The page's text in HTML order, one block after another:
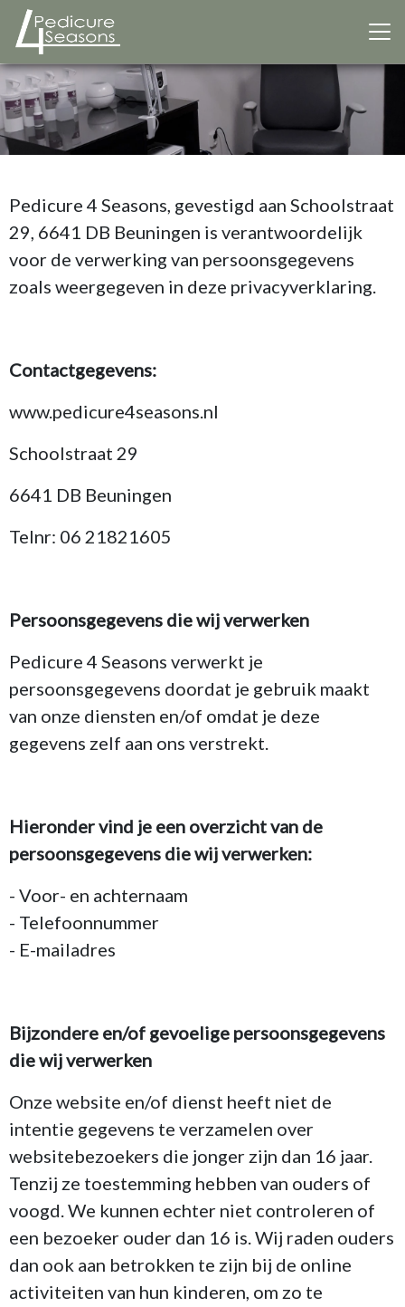
Pedicure 4 Seasons, gevestigd aan Schoolstraat
29, 6641 DB Beuningen is verantwoordelijk
voor de verwerking van persoonsgegevens
zoals weergegeven in deze privacyverklaring.
Contactgegevens:
www.pedicure4seasons.nl
Schoolstraat 29
6641 DB Beuningen
Telnr: 06 21821605
Persoonsgegevens die wij verwerken
Pedicure 4 Seasons verwerkt je
persoonsgegevens doordat je gebruik maakt
van onze diensten en/of omdat je deze
gegevens zelf aan ons verstrekt.
Hieronder vind je een overzicht van de
persoonsgegevens die wij verwerken:
- Voor- en achternaam
- Telefoonnummer
- E-mailadres
Bijzondere en/of gevoelige persoonsgegevens
die wij verwerken
Onze website en/of dienst heeft niet de
intentie gegevens te verzamelen over
websitebezoekers die jonger zijn dan 16 jaar.
Tenzij ze toestemming hebben van ouders of
voogd. We kunnen echter niet controleren of
een bezoeker ouder dan 16 is. Wij raden ouders
dan ook aan betrokken te zijn bij de online
activiteiten van hun kinderen, om zo te